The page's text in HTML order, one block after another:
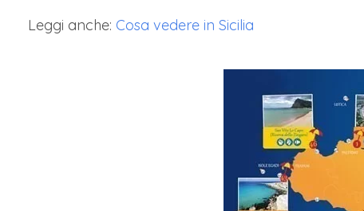
Leggi anche: Cosa vedere in Sicilia